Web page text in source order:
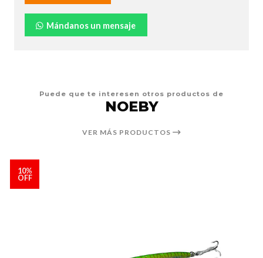
Mándanos un mensaje
Puede que te interesen otros productos de
NOEBY
VER MÁS PRODUCTOS
10%
OFF